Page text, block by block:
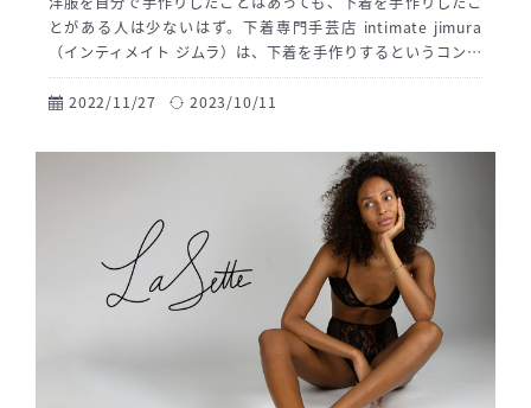
とがある人は少ないはず。下着専門手芸店 intimate jimura
（インティメイト ジムラ）は、下着を手作りするというコンセ
プトで下着やランジェリーの型紙パターンをはじめ、手芸屋で
も手に入りにくい下着専門材料を多数取り揃えている通販ショ
フリークたちの心を掴み、10年以上にわたり顧客ニーズに応え
ているのは、オーナーの辻村仁美さん。ナイトウェアメーカー
のインナー部門でデザイナー兼パタンナーとして6年間の勤務を
経て、日本最大手の下着メーカーWacolに転職。出産を機に31
歳で退社するも、大好きな下着に関わっていたいと下着専門手
芸店ジムラを起業するほどの自他ともに認めるランジェリーフ
2022/11/27 2023/10/11